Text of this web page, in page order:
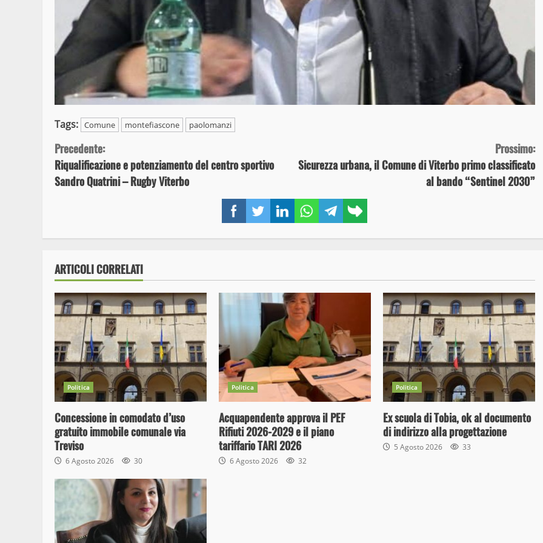
FacebookTwitterLinkedInWhatsAppTelegram
link
Tags: Comune montefiascone paolomanzi
Continue
Reading
Precedente:
Riqualificazione e potenziamento del centro sportivo
Sandro Quatrini – Rugby Viterbo
Prossimo:
Sicurezza urbana, il Comune di Viterbo primo classificato
al bando “Sentinel 2030”
ARTICOLI CORRELATI
Politica
Concessione in comodato d’uso
gratuito immobile comunale via
Treviso
6 Agosto 2026 30
Politica
Acquapendente approva il PEF
Rifiuti 2026-2029 e il piano
tariffario TARI 2026
6 Agosto 2026 32
Politica
Ex scuola di Tobia, ok al documento
di indirizzo alla progettazione
5 Agosto 2026 33